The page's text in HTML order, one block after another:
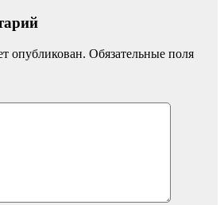
опубликован. Обязательные поля